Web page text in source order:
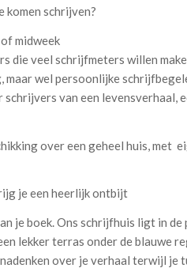
komen schrijven?
midweek
die veel schrijfmeters willen
maar wel persoonlijke
schrijvers van een levensverhaal,
over een geheel huis, met
je een heerlijk ontbijt
je boek. Ons schrijfhuis ligt in
lekker terras onder de blauwe
over je verhaal terwijl